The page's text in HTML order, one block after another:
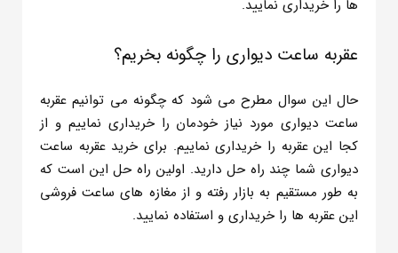
ها را خریداری نمایید.
عقربه ساعت دیواری را چگونه بخریم؟
حال این سوال مطرح می شود که چگونه می توانیم عقربه
ساعت دیواری مورد نیاز خودمان را خریداری نماییم و از
کجا این عقربه را خریداری نماییم. برای خرید عقربه ساعت
دیواری شما چند راه حل دارید. اولین راه حل این است که
به طور مستقیم به بازار رفته و از مغازه های ساعت فروشی
این عقربه ها را خریداری و استفاده نمایید.